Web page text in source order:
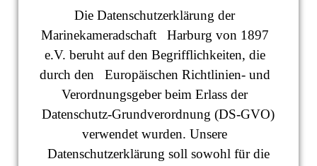
Die Datenschutzerklärung der
Marinekameradschaft Harburg von 1897
e.V. beruht auf den Begrifflichkeiten, die
durch den Europäischen Richtlinien- und
Verordnungsgeber beim Erlass der
Datenschutz-Grundverordnung (DS-GVO)
verwendet wurden. Unsere
Datenschutzerklärung soll sowohl für die